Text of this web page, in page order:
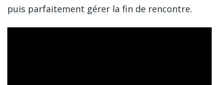
puis parfaitement gérer la fin de rencontre.